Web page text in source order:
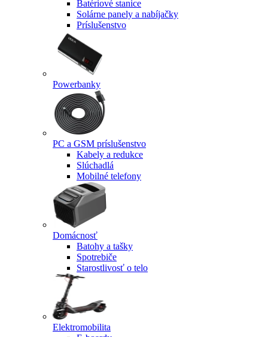
Batériové stanice
Solárne panely a nabíjačky
Príslušenstvo
Powerbanky
PC a GSM príslušenstvo
Kabely a redukce
Slúchadlá
Mobilné telefony
Domácnosť
Batohy a tašky
Spotrebiče
Starostlivosť o telo
Elektromobilita